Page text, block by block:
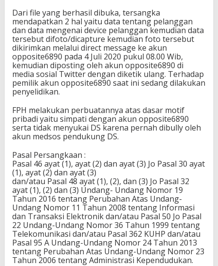
Dari file yang berhasil dibuka, tersangka
mendapatkan 2 hal yaitu data tentang pelanggan
dan data mengenai device pelanggan kemudian data
tersebut difoto/dicapture kemudian foto tersebut
dikirimkan melalui direct message ke akun
opposite6890 pada 4 Juli 2020 pukul 08.00 Wib,
kemudian diposting oleh akun opposite6890 di
media sosial Twitter dengan diketik ulang. Terhadap
pemilik akun opposite6890 saat ini sedang dilakukan
penyelidikan.
FPH melakukan perbuatannya atas dasar motif
pribadi yaitu simpati dengan akun opposite6890
serta tidak menyukai DS karena pernah dibully oleh
akun medsos pendukung DS.
Pasal Persangkaan :
Pasal 46 ayat (1), ayat (2) dan ayat (3) Jo Pasal 30 ayat
(1), ayat (2) dan ayat (3)
dan/atau Pasal 48 ayat (1), (2), dan (3) Jo Pasal 32
ayat (1), (2) dan (3) Undang- Undang Nomor 19
Tahun 2016 tentang Perubahan Atas Undang-
Undang Nomor 11 Tahun 2008 tentang Informasi
dan Transaksi Elektronik dan/atau Pasal 50 Jo Pasal
22 Undang-Undang Nomor 36 Tahun 1999 tentang
Telekomunikasi dan/atau Pasal 362 KUHP dan/atau
Pasal 95 A Undang-Undang Nomor 24 Tahun 2013
tentang Perubahan Atas Undang-Undang Nomor 23
Tahun 2006 tentang Administrasi Kependudukan.